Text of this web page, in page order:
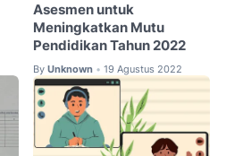
Asesmen untuk
Meningkatkan Mutu
Pendidikan Tahun 2022
By Unknown • 19 Agustus 2022